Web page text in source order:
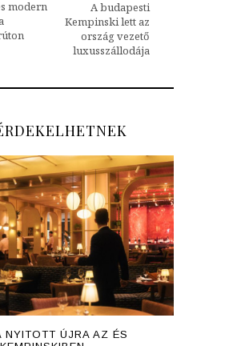
modern
A budapesti
Kempinski lett az
ország vezető
luxusszállodája
NYITOTT ÚJRA AZ ÉS